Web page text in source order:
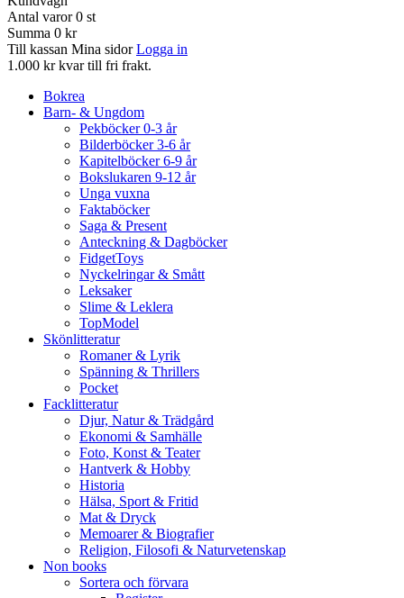
Antal varor 0 st
Summa 0 kr
Till kassan Mina sidor Logga in
1.000 kr kvar till fri frakt.
Bokrea
Barn- & Ungdom
Pekböcker 0-3 år
Bilderböcker 3-6 år
Kapitelböcker 6-9 år
Bokslukaren 9-12 år
Unga vuxna
Faktaböcker
Saga & Present
Anteckning & Dagböcker
FidgetToys
Nyckelringar & Smått
Leksaker
Slime & Leklera
TopModel
Skönlitteratur
Romaner & Lyrik
Spänning & Thrillers
Pocket
Facklitteratur
Djur, Natur & Trädgård
Ekonomi & Samhälle
Foto, Konst & Teater
Hantverk & Hobby
Historia
Hälsa, Sport & Fritid
Mat & Dryck
Memoarer & Biografier
Religion, Filosofi & Naturvetenskap
Non books
Sortera och förvara